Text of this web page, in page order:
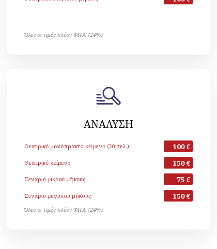
Όλες οι τιμές πλέον ΦΠΑ (24%)
ΑΝΑΛΥΣΗ
Θεατρικό μονόπρακτο κείμενο (30 σελ.) 100 €
Θεατρικό κείμενο 150 €
Σενάριο μικρού μήκους 75 €
Σενάριο μεγάλου μήκους 150 €
Όλες οι τιμές πλέον ΦΠΑ (24%)